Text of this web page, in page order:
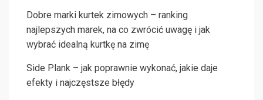
Dobre marki kurtek zimowych – ranking
najlepszych marek, na co zwrócić uwagę i jak
wybrać idealną kurtkę na zimę
Side Plank – jak poprawnie wykonać, jakie daje
efekty i najczęstsze błędy